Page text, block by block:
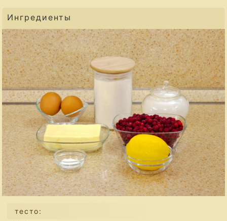
Ингредиенты
тесто: